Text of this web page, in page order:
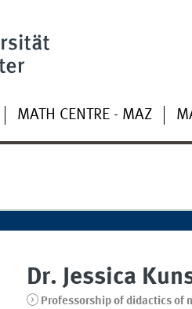
MATH CENTRE - MAZ
Dr. Jessica
Professorship of didactics of